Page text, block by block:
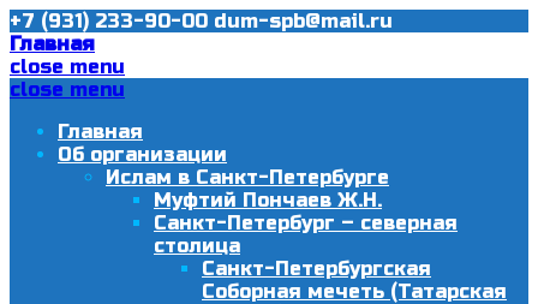
+7 (931) 233-90-00 dum-spb@mail.ru
Главная
close menu
close menu
Главная
Об организации
Ислам в Санкт-Петербурге
Муфтий Пончаев Ж.Н.
Санкт-Петербург – северная
столица
Санкт-Петербургская
Соборная мечеть (Татарская